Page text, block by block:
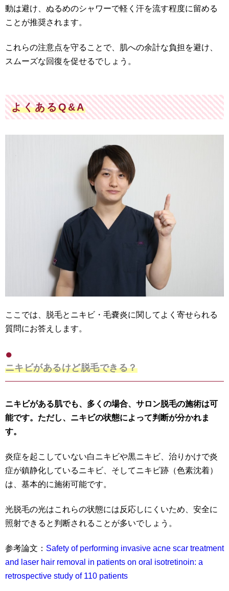
動は避け、ぬるめのシャワーで軽く汗を流す程度に留める
ことが推奨されます。
これらの注意点を守ることで、肌への余計な負担を避け、
スムーズな回復を促せるでしょう。
よくあるQ&A
ここでは、脱毛とニキビ・毛嚢炎に関してよく寄せられる
質問にお答えします。
ニキビがあるけど脱毛できる？
ニキビがある肌でも、多くの場合、サロン脱毛の施術は可
能です。ただし、ニキビの状態によって判断が分かれま
す。
炎症を起こしていない白ニキビや黒ニキビ、治りかけで炎
症が鎮静化しているニキビ、そしてニキビ跡（色素沈着）
は、基本的に施術可能です。
光脱毛の光はこれらの状態には反応しにくいため、安全に
照射できると判断されることが多いでしょう。
参考論文： Safety of performing invasive acne scar treatment
and laser hair removal in patients on oral isotretinoin: a
retrospective study of 110 patients